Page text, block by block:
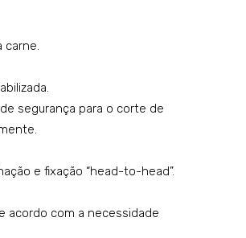
K4G
o:
NC
carne.
segurança para o corte de
e fixação “head-to-head”.
acordo com a necessidade